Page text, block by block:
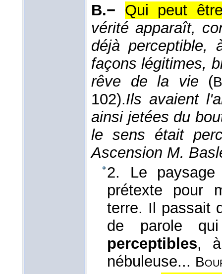
B.− Qui peut
vérité apparaît,
déjà
façons légitimes,
rêve de la vie (
102).Ils avaient
ainsi jetées du
le sens était
Ascension M.
2. Le
prétexte pour
terre. Il passait
de parole
perceptibles, à
nébuleuse...